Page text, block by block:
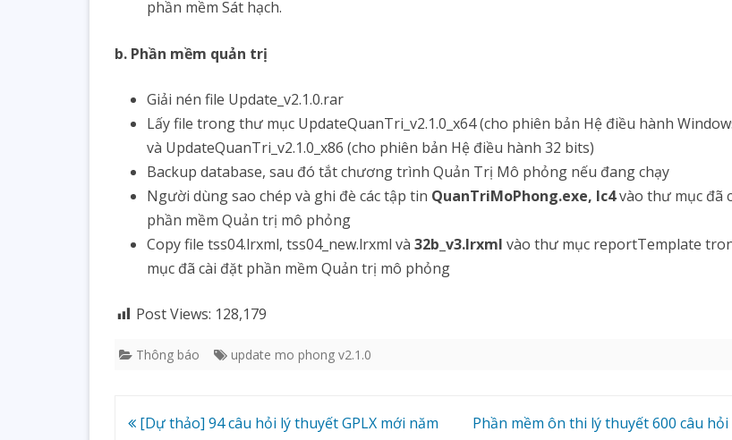
phần mềm Sát hạch.
b. Phần mềm quản trị
Giải nén file Update_v2.1.0.rar
Lấy file trong thư mục UpdateQuanTri_v2.1.0_x64 (cho phiên bản Hệ điều hành
và UpdateQuanTri_v2.1.0_x86 (cho phiên bản Hệ điều hành 32 bits)
Backup database, sau đó tắt chương trình Quản Trị Mô phỏng nếu đang chạy
Người dùng sao chép và ghi đè các tập tin QuanTriMoPhong.exe, lc4vào thư mục đã
phần mềm Quản trị mô phỏng
Copy file tss04.lrxml, tss04_new.lrxml và 32b_v3.lrxml vào thư mục reportTemplate
mục đã cài đặt phần mềm Quản trị mô phỏng
Post Views: 128,179
Thông báo update mo phong v2.1.0
Post
[Dự thảo] 94 câu hỏi lý thuyết GPLX mới năm
Phần mềm ôn thi lý thuyết 600 câu